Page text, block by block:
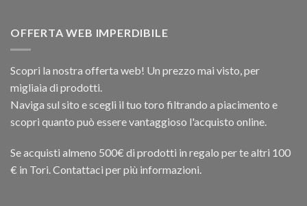
OFFERTA WEB IMPERDIBILE
Scopri la nostra offerta web! Un prezzo mai visto, per
migliaia di prodotti.
Naviga sul sito e scegli il tuo toro filtrando a piacimento e
scopri quanto può essere vantaggioso l'acquisto online.
Se acquisti almeno 500€ di prodotti in regalo per te altri 100
€ in Tori. Contattaci per più informazioni.